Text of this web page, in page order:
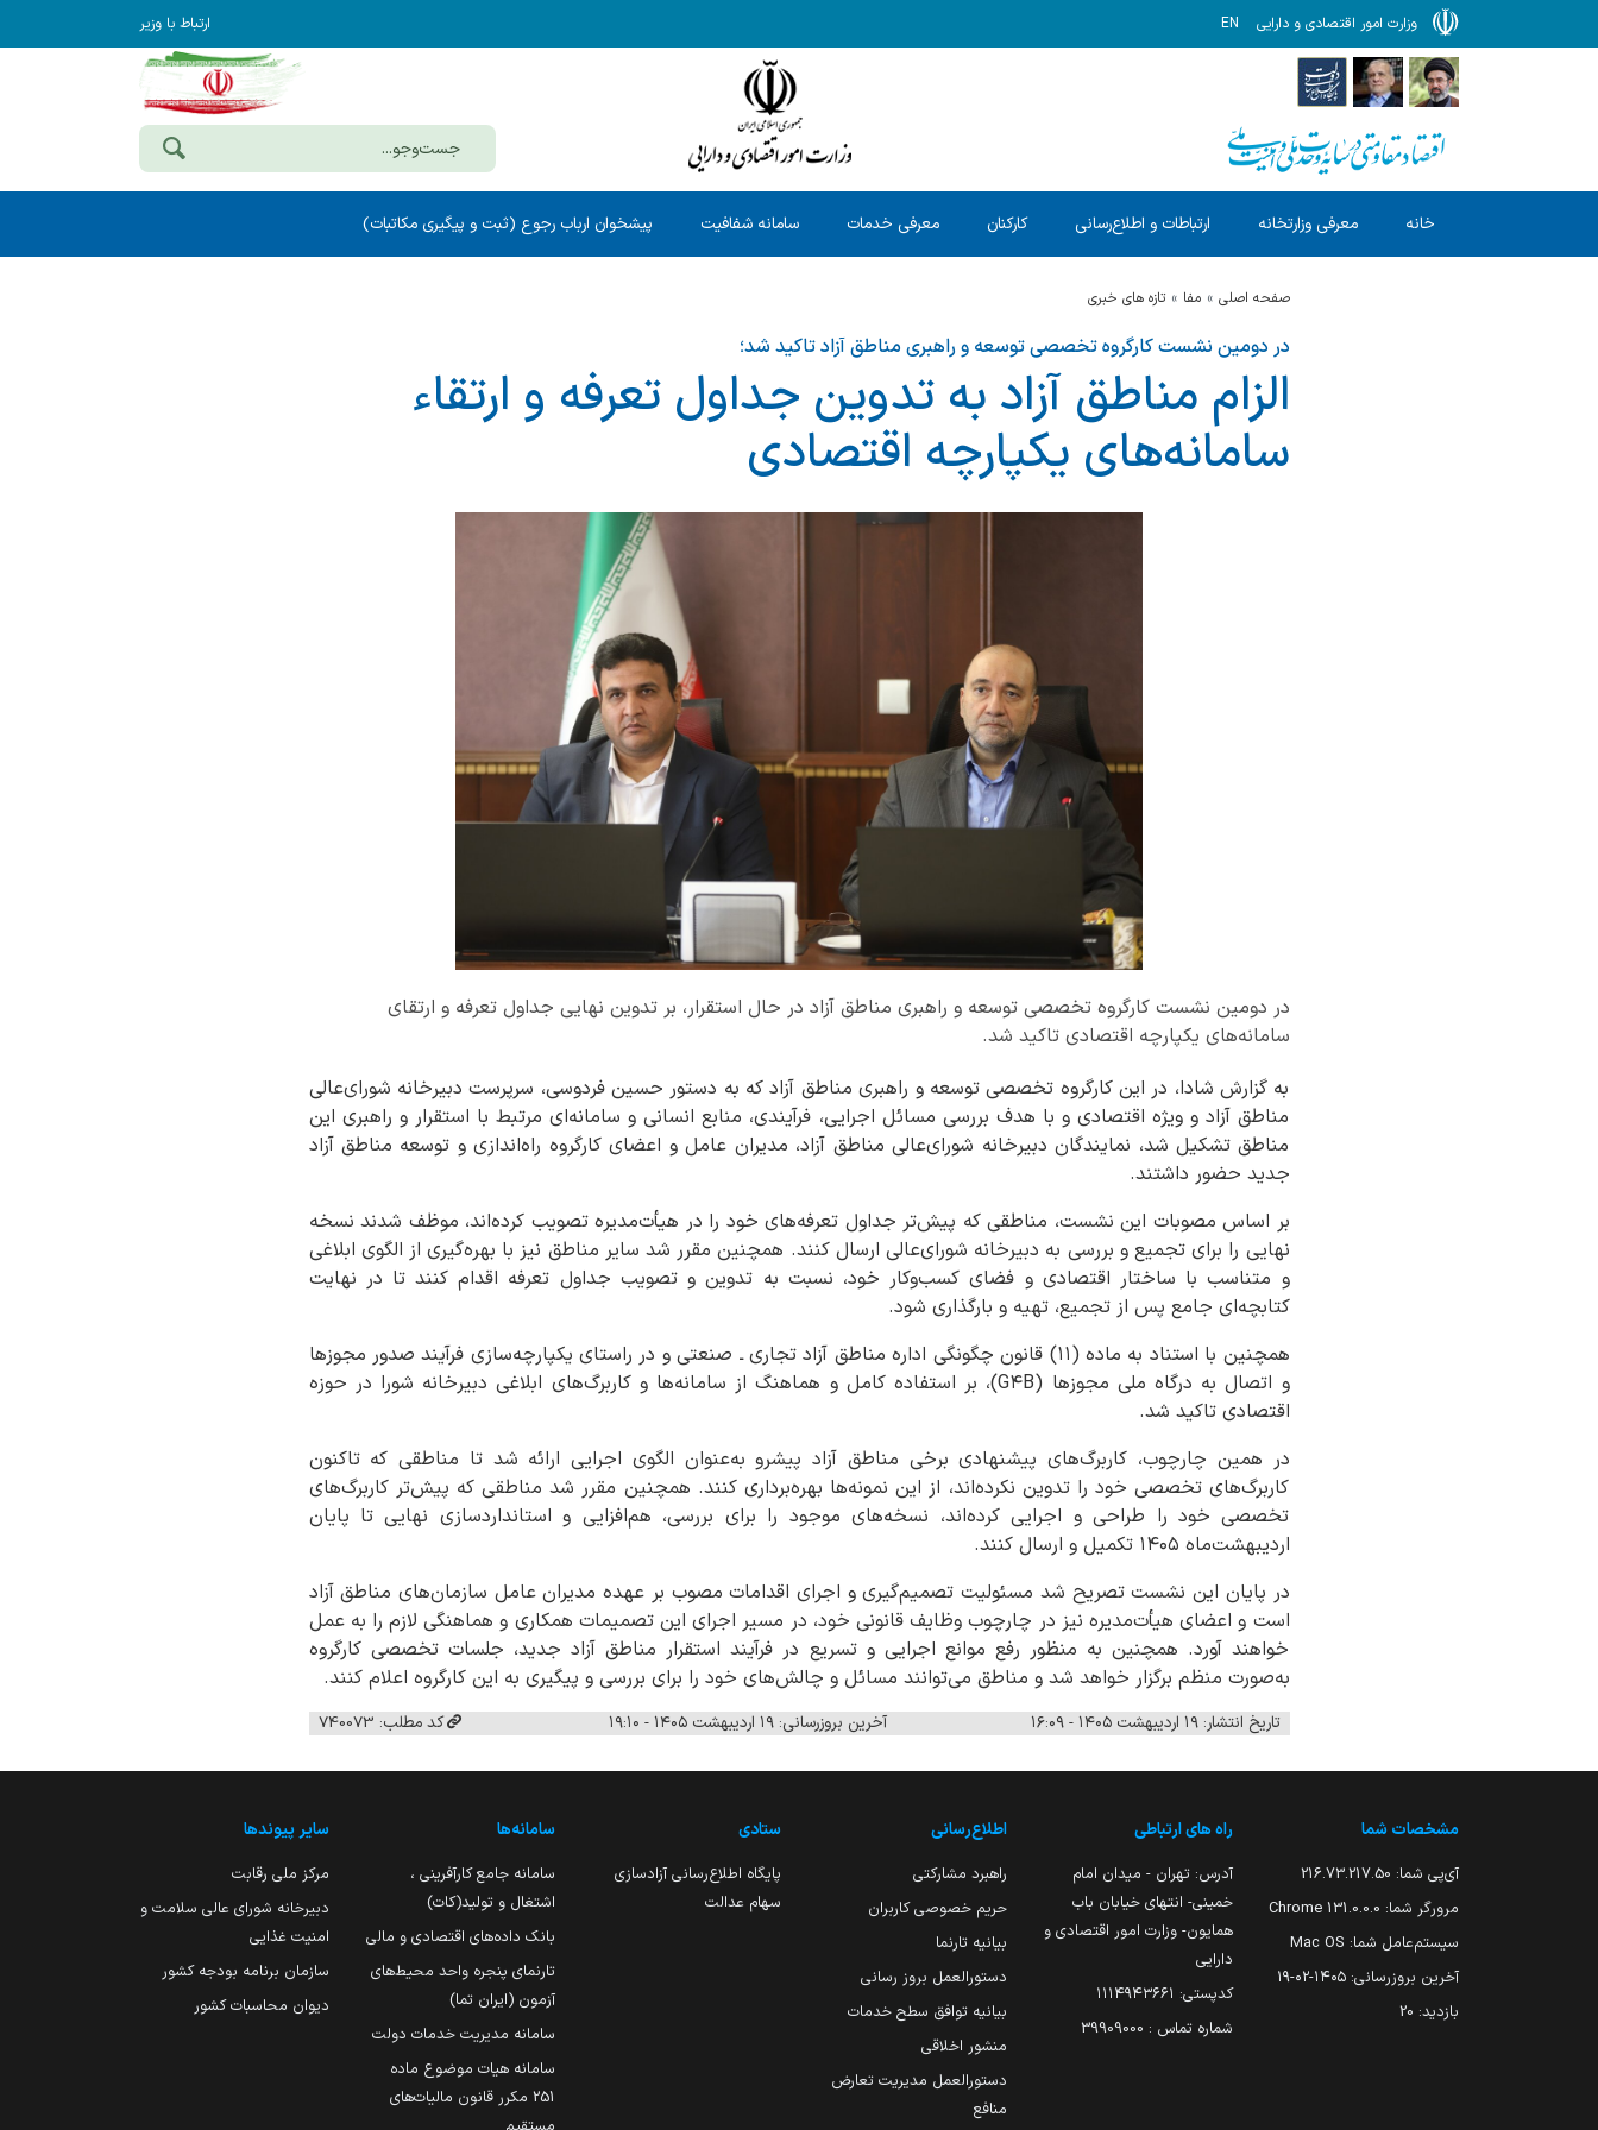
وزارت امور اقتصادی و دارایی EN ارتباط با وزیر
خانه معرفی وزارتخانه ارتباطات و اطلاع‌رسانی کارکنان معرفی خدمات سامانه شفافیت پیشخوان ارباب رجوع (ثبت و پیگیری مکاتبات)
صفحه اصلی مفا تازه های خبری
در دومین نشست کارگروه تخصصی توسعه و راهبری مناطق آزاد تاکید شد؛
الزام مناطق آزاد به تدوین جداول تعرفه و ارتقاء
سامانه‌های یکپارچه اقتصادی
در دومین نشست کارگروه تخصصی توسعه و راهبری مناطق آزاد در حال استقرار، بر تدوین نهایی جداول تعرفه و ارتقای
سامانه‌های یکپارچه اقتصادی تاکید شد.
به گزارش شادا، در این کارگروه تخصصی توسعه و راهبری مناطق آزاد که به دستور حسین فردوسی، سرپرست دبیرخانه شورای‌عالی
مناطق آزاد و ویژه اقتصادی و با هدف بررسی مسائل اجرایی، فرآیندی، منابع انسانی و سامانه‌ای مرتبط با استقرار و راهبری این
مناطق تشکیل شد، نمایندگان دبیرخانه شورای‌عالی مناطق آزاد، مدیران عامل و اعضای کارگروه راه‌اندازی و توسعه مناطق آزاد
جدید حضور داشتند.
بر اساس مصوبات این نشست، مناطقی که پیش‌تر جداول تعرفه‌های خود را در هیأت‌مدیره تصویب کرده‌اند، موظف شدند نسخه
نهایی را برای تجمیع و بررسی به دبیرخانه شورای‌عالی ارسال کنند. همچنین مقرر شد سایر مناطق نیز با بهره‌گیری از الگوی ابلاغی
و متناسب با ساختار اقتصادی و فضای کسب‌وکار خود، نسبت به تدوین و تصویب جداول تعرفه اقدام کنند تا در نهایت
کتابچه‌ای جامع پس از تجمیع، تهیه و بارگذاری شود.
همچنین با استناد به ماده (۱۱) قانون چگونگی اداره مناطق آزاد تجاری ـ صنعتی و در راستای یکپارچه‌سازی فرآیند صدور مجوزها
و اتصال به درگاه ملی مجوزها (G۴B)، بر استفاده کامل و هماهنگ از سامانه‌ها و کاربرگ‌های ابلاغی دبیرخانه شورا در حوزه
اقتصادی تاکید شد.
در همین چارچوب، کاربرگ‌های پیشنهادی برخی مناطق آزاد پیشرو به‌عنوان الگوی اجرایی ارائه شد تا مناطقی که تاکنون
کاربرگ‌های تخصصی خود را تدوین نکرده‌اند، از این نمونه‌ها بهره‌برداری کنند. همچنین مقرر شد مناطقی که پیش‌تر کاربرگ‌های
تخصصی خود را طراحی و اجرایی کرده‌اند، نسخه‌های موجود را برای بررسی، هم‌افزایی و استانداردسازی نهایی تا پایان
اردیبهشت‌ماه ۱۴۰۵ تکمیل و ارسال کنند.
در پایان این نشست تصریح شد مسئولیت تصمیم‌گیری و اجرای اقدامات مصوب بر عهده مدیران عامل سازمان‌های مناطق آزاد
است و اعضای هیأت‌مدیره نیز در چارچوب وظایف قانونی خود، در مسیر اجرای این تصمیمات همکاری و هماهنگی لازم را به عمل
خواهند آورد. همچنین به منظور رفع موانع اجرایی و تسریع در فرآیند استقرار مناطق آزاد جدید، جلسات تخصصی کارگروه
به‌صورت منظم برگزار خواهد شد و مناطق می‌توانند مسائل و چالش‌های خود را برای بررسی و پیگیری به این کارگروه اعلام کنند.
تاریخ انتشار: ۱۹ اردیبهشت ۱۴۰۵ - ۱۶:۰۹ آخرین بروزرسانی: ۱۹ اردیبهشت ۱۴۰۵ - ۱۹:۱۰ کد مطلب: 740073
مشخصات شما
آی‌پی شما: 216.73.217.50
مرورگر شما: 131.0.0.0 Chrome
سیستم‌عامل شما: Mac OS
آخرین بروزرسانی: ۱۴۰۵-۰۲-۱۹
بازدید: 20
راه های ارتباطی
آدرس: تهران - میدان امام
خمینی- انتهای خیابان باب
همایون- وزارت امور اقتصادی و
دارایی
کدپستی: ۱۱۱۴۹۴۳۶۶۱
شماره تماس : 39909000
اطلاع‌رسانی
راهبرد مشارکتی
حریم خصوصی کاربران
بیانیه تارنما
دستورالعمل بروز رسانی
بیانیه توافق سطح خدمات
منشور اخلاقی
دستورالعمل مدیریت تعارض
منافع
ستادی
پایگاه اطلاع‌رسانی آزادسازی
سهام عدالت
سامانه‌ها
سامانه جامع کارآفرینی ،
اشتغال و تولید(کات)
بانک داده‌های اقتصادی و مالی
تارنمای پنجره واحد محیط‌های
آزمون (ایران تما)
سامانه مدیریت خدمات دولت
سامانه هیات موضوع ماده
251 مکرر قانون مالیات‌های
سایر پیوندها
مرکز ملی رقابت
دبیرخانه شورای عالی سلامت و
امنیت غذایی
سازمان برنامه بودجه کشور
دیوان محاسبات کشور